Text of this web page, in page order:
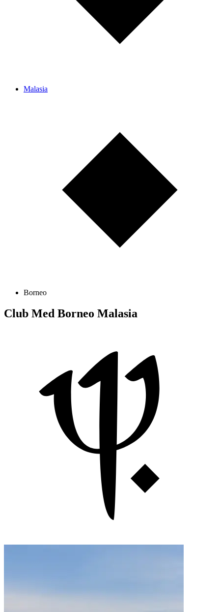
Malasia
Borneo
Club Med Borneo Malasia